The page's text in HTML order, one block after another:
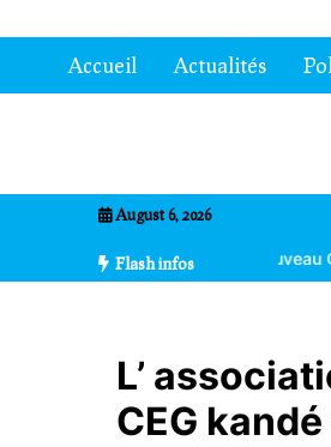
au
contenuAccueil Actualités
August 6, 2026
Flash infos
nommé nouveau Coordonnateur
L’
CEG